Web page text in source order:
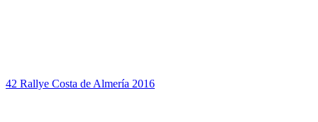
42 Rallye Costa de Almería 2016